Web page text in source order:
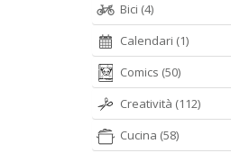
Bici (4)
Calendari (1)
Comics (50)
Creatività (112)
Cucina (58)